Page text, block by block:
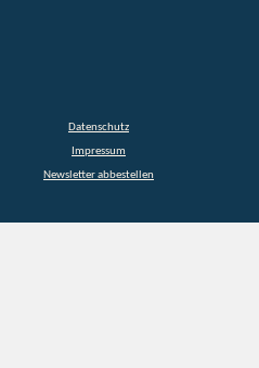
Datenschutz
Impressum
Newsletter abbestellen